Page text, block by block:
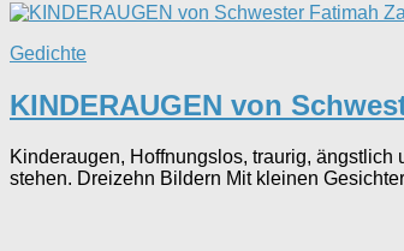
Gedichte
KINDERAUGEN von
Kinderaugen, Hoffnungslos, traurig,
stehen. Dreizehn Bildern Mit kleinen